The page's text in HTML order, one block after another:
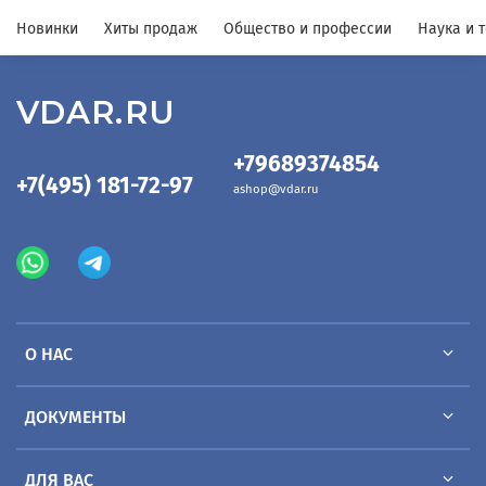
Новинки Хиты продаж Общество и профессии Наука и
О НАС
ДОКУМЕНТЫ
ДЛЯ ВАС
+7(495) 181-72-97
+79689374854
ashop@vdar.ru
VDAR.RU